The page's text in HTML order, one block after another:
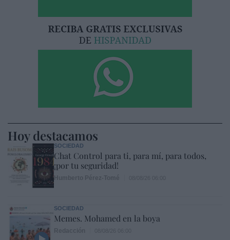
Hoy destacamos
SOCIEDAD
Chat Control para ti, para mí, para todos,
¡por tu seguridad!
SOCIEDAD
Memes. Mohamed en la boya